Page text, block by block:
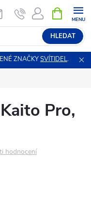
HLEDAT
NÁKUPNÍ
KOŠÍK
ZNAČKYSVÍTIDEL.
Pro,
hodnocení